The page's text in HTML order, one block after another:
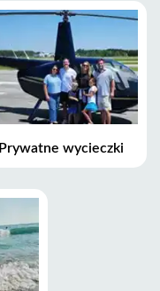
Prywatne wycieczki